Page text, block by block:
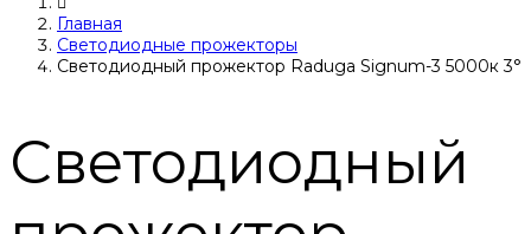
Главная
Светодиодные прожекторы
Светодиодный прожектор Raduga Signum-3 5000к 3°
Светодиодный